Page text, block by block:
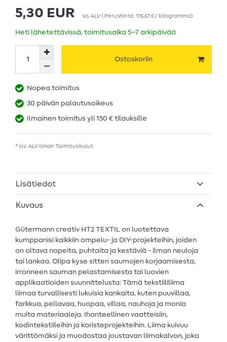
5,30 EUR sis. ALV( Perushinta 176,67 € / kilogramma)
Heti lähetettävissä, toimitusaika 5–7 arkipäivää
Ostoskoriin
Nopea toimitus
30 päivän palautusoikeus
Ilmainen toimitus yli 150 € tilauksille
* sis. ALV ilman Toimituskulut
Lisätiedot
Kuvaus
Gütermann creativ HT2 TEXTIL on luotettava
kumppanisi kaikkiin ompelu- ja DIY-projekteihin, joiden
on oltava nopeita, puhtaita ja kestäviä - ilman neuloja
tai lankaa. Olipa kyse sitten saumojen korjaamisesta,
irronneen sauman pelastamisesta tai luovien
applikaatioiden suunnittelusta: Tämä tekstiililiima
liimaa turvallisesti lukuisia kankaita, kuten puuvillaa,
farkkua, pellavaa, huopaa, villaa, nauhoja ja monia
muita materiaaleja. Ihanteellinen vaatteisiin,
kodintekstiileihin ja koristeprojekteihin. Liima kuivuu
värittömäksi ja muodostaa joustavan liimakalvon, joka